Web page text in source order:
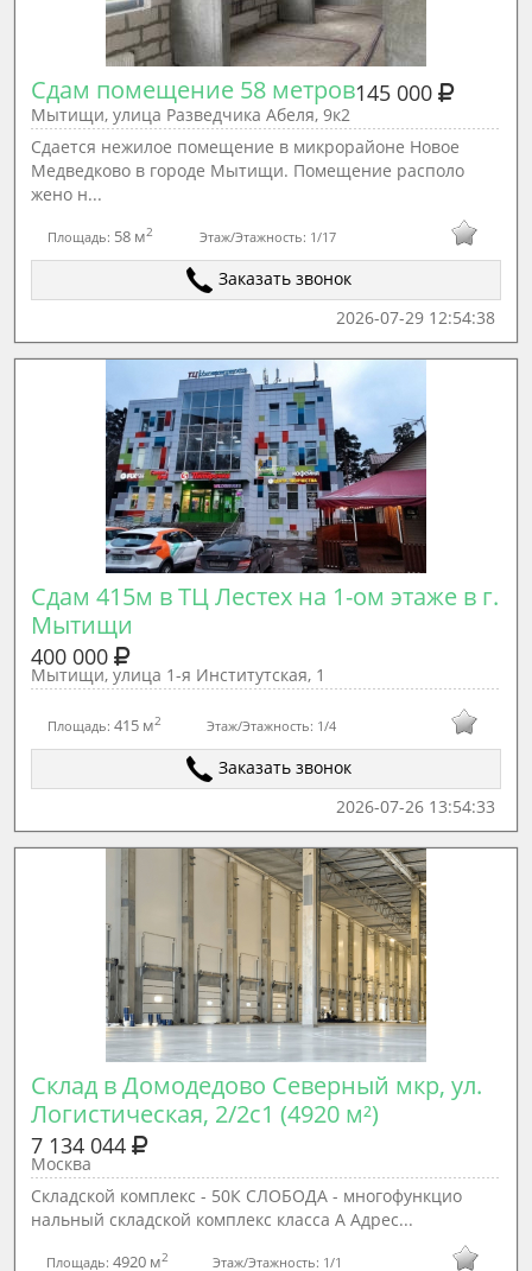
Сдам помещение 58 метров145 000
Мытищи, улица Разведчика Абеля, 9к2
Сдается нежилое помещение в микрорайоне Новое
Медведково в городе Мытищи. Помещение располо
жено н...
Площадь: 58 м2 Этаж/Этажность: 1/17
Заказать звонок
2026-07-29 12:54:38
Сдам 415м в ТЦ Лестех на 1-ом этаже в г.
Мытищи
400 000
Мытищи, улица 1-я Институтская, 1
Площадь:415 м2 Этаж/Этажность: 1/4
Заказать звонок
2026-07-26 13:54:33
Склад в Домодедово Северный мкр, ул.
Логистическая, 2/2с1 (4920 м²)
7 134 044
Москва
Складской комплекс - 50К СЛОБОДА - многофункцио
нальный складской комплекс класса А Адрес...
Площадь:4920 м2 Этаж/Этажность: 1/1